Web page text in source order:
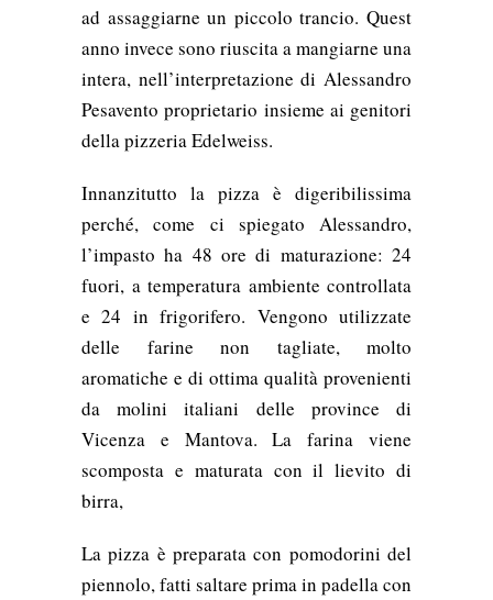
ad assaggiarne un piccolo trancio. Quest
anno invece sono riuscita a mangiarne una
intera, nell’interpretazione di Alessandro
Pesavento proprietario insieme ai genitori
della pizzeria Edelweiss.
Innanzitutto la pizza è digeribilissima
perché, come ci spiegato Alessandro,
l’impasto ha 48 ore di maturazione: 24
fuori, a temperatura ambiente controllata
e 24 in frigorifero. Vengono utilizzate
delle farine non tagliate, molto
aromatiche e di ottima qualità provenienti
da molini italiani delle province di
Vicenza e Mantova. La farina viene
scomposta e maturata con il lievito di
birra,
La pizza è preparata con pomodorini del
piennolo, fatti saltare prima in padella con